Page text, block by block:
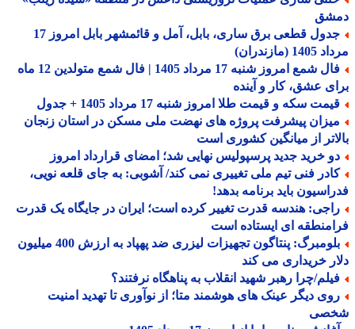
جدول قطعی برق ساری، بابل، آمل و قائمشهر بابل امروز 17
(مازندران)
فال شمع امروز شنبه 17 مرداد 1405 | فال شمع متولدین 12 ماه
عشق، کار و آینده
سکه و قیمت طلا امروز شنبه 17 مرداد 1405 + جدول
پیشرفت پروژه های نهضت ملی مسکن در استان زنجان
از میانگین کشوری است
خرید جدید پرسپولیس نهایی شد؛ امضای قرارداد امروز
فنی تیم ملی تغییری نمی کند/ آشوبی: به جای قلعه نویی،
باید برنامه بدهد!
هندسه قدرت تغییر کرده است؛ ایران در جایگاه یک قدرت
ای ایستاده است
بلومبرگ: پنتاگون تجهیزات لیزری ضد پهپاد به ارزش 400 میلیون
خریداری می کند
چرا رهبر شهید انقلاب به پناهگاه نرفتند؟
دیگر عینک های هوشمند متا؛ از نوآوری تا تهدید امنیت